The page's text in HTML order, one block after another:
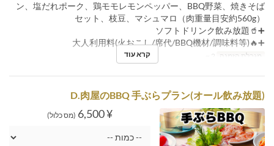
ン、塩だれポーク、鶏モモレモンペッパー、BBQ野菜、焼きそば
セット、枝豆、マシュマロ（肉重量目安約560g）
➕🥤ソフトドリンク飲み放題
➕🔥大人利用料(火おこし/席代/BBQ機材/調味料等)
מגבלת הזמנה קרא עוד
D.肉屋のBBQ 手ぶらプラン(オール飲み放題)
¥ 6,500 (מס כלול)